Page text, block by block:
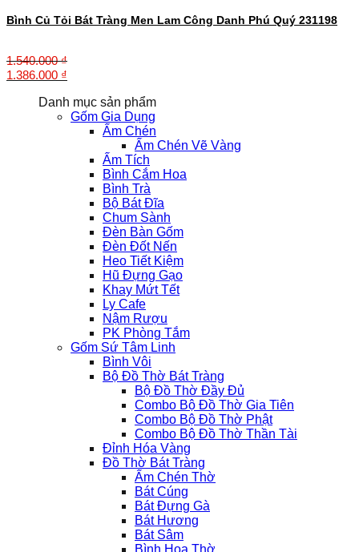
Bình Củ Tỏi Bát Tràng Men Lam Công Danh Phú Quý 231198
1.540.000₫
Giá
1.540.000 ₫.
1.386.000 ₫
tại
là:
1.386.000 ₫.
Danh mục sản phẩm
Gốm Gia Dụng
Ấm Chén
Ấm Chén Vẽ Vàng
Ấm Tích
Bình Cắm Hoa
Bình Trà
Bộ Bát Đĩa
Chum Sành
Đèn Bàn Gốm
Đèn Đốt Nến
Heo Tiết Kiệm
Hũ Đựng Gạo
Khay Mứt Tết
Ly Cafe
Nậm Rượu
PK Phòng Tắm
Gốm Sứ Tâm Linh
Bình Vôi
Bộ Đồ Thờ Bát Tràng
Bộ Đồ Thờ Đầy Đủ
Combo Bộ Đồ Thờ Gia Tiên
Combo Bộ Đồ Thờ Phật
Combo Bộ Đồ Thờ Thần Tài
Đỉnh Hóa Vàng
Đồ Thờ Bát Tràng
Ấm Chén Thờ
Bát Cúng
Bát Đựng Gà
Bát Hương
Bát Sâm
Bình Hoa Thờ